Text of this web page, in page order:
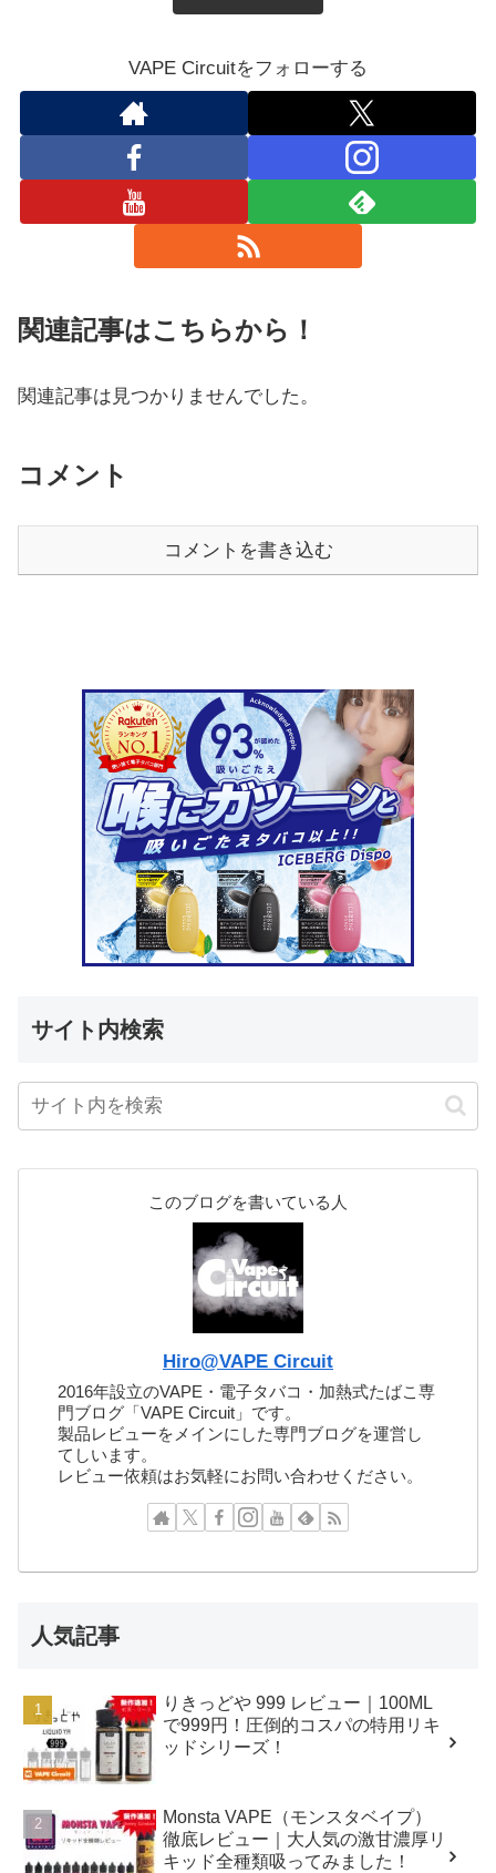
VAPE Circuitをフォローする
関連記事はこちらから！
関連記事は見つかりませんでした。
コメント
コメントを書き込む
サイト内検索
このブログを書いている人
Hiro@VAPE Circuit
2016年設立のVAPE・電子タバコ・加熱式たばこ専
門ブログ「VAPE Circuit」です。
製品レビューをメインにした専門ブログを運営し
てしいます。
レビュー依頼はお気軽にお問い合わせください。
人気記事
りきっどや 999 レビュー｜100ML
で999円！圧倒的コスパの特用リキ
ッドシリーズ！
Monsta VAPE（モンスタベイプ）
徹底レビュー｜大人気の激甘濃厚リ
キッド全種類吸ってみました！